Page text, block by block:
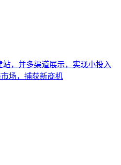
，并多渠道展示，实现小投入
场，捕获新商机